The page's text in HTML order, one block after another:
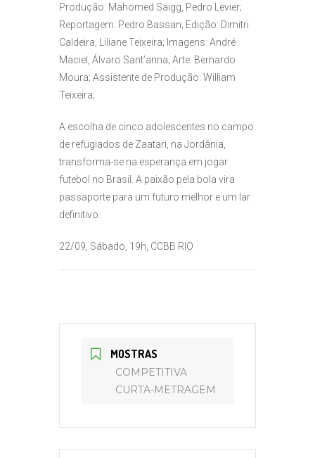
Produção: Mahomed Saigg, Pedro Levier;
Reportagem: Pedro Bassan; Edição: Dimitri
Caldeira, Liliane Teixeira; Imagens: André
Maciel, Álvaro Sant’anna; Arte: Bernardo
Moura; Assistente de Produção: William
Teixeira;
A escolha de cinco adolescentes no campo
de refugiados de Zaatari, na Jordânia,
transforma-se na esperança em jogar
futebol no Brasil. A paixão pela bola vira
passaporte para um futuro melhor e um lar
definitivo.
22/09, Sábado, 19h, CCBB RIO
MOSTRAS
COMPETITIVA
CURTA-METRAGEM